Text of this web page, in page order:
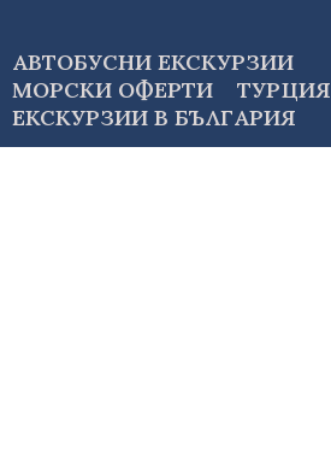
АВТОБУСНИ ЕКСКУРЗИИ
МОРСКИ ОФЕРТИ
ТУРЦИЯ
ЕКСКУРЗИИ В БЪЛГАРИЯ